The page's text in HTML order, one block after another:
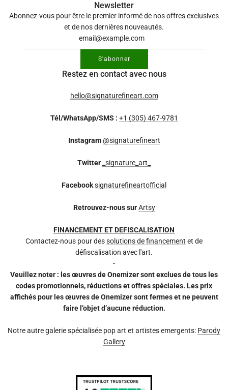
Newsletter
Abonnez-vous pour être le premier informé de nos offres exclusives
et de nos dernières nouveautés.
S'abonner
Restez en contact avec nous
hello@signaturefineart.com
Tél/WhatsApp/SMS : +1 (305) 467-9781
Instagram @signaturefineart
Twitter _signature_art_
Facebooksignaturefineartofficial
Retrouvez-nous sur Artsy
FINANCEMENT ET DEFISCALISATION
Contactez-nous pour dessolutions de financement et de
défiscalisation avec l'art.
-
Veuillez noter : les œuvres de Onemizer sont exclues de tous les
codes promotionnels, réductions et offres spéciales. Les prix
affichés pour les œuvres de Onemizer sont fermes et ne peuvent
faire l’objet d’aucune réduction.
Notre autre galerie spécialisée pop art et artistes emergents: Parody
Gallery